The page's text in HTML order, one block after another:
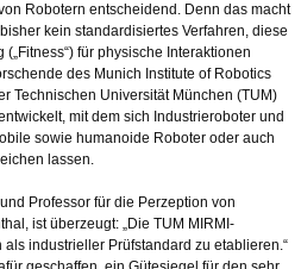
Robotern entscheidend. Denn das macht
kein standardisiertes Verfahren, diese
für physische Interaktionen
des Munich Institute of Robotics
Technischen Universität München (TUM)
mit dem sich Industrieroboter und
sowie humanoide Roboter oder auch
lassen.
Professor für die Perzeption von
ist überzeugt: „Die TUM MIRMI-
industrieller Prüfstandard zu etablieren.“